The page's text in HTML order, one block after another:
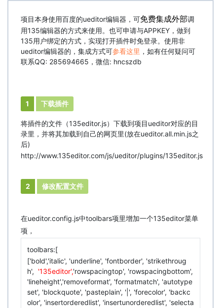
项目本身使用百度的ueditor编辑器，可免费集成外部调
用135编辑器的方式来使用。也可申请与APPKEY，做到
135用户绑定的方式，实现打开插件时免登录。使用非
ueditor编辑器的，集成方式可参看这里 ，如有任何疑问可
联系QQ: 285694665，微信: hncszdb
1 下载插件
将插件的文件（135editor.js）下载到项目ueditor对应的目
录里，并将其加载到自己的网页里(放在ueditor.all.min.js之
后)
http://www.135editor.com/js/ueditor/plugins/135editor.js
2 修改配置文件
在ueditor.config.js中toolbars项里增加一个135editor菜单
项，
toolbars:[
['bold','italic', 'underline', 'fontborder', 'strikethroug
h', '135editor','rowspacingtop', 'rowspacingbottom',
'lineheight','removeformat', 'formatmatch', 'autotype
set', 'blockquote', 'pasteplain', '|', 'forecolor', 'backc
olor', 'insertorderedlist', 'insertunorderedlist', 'selecta